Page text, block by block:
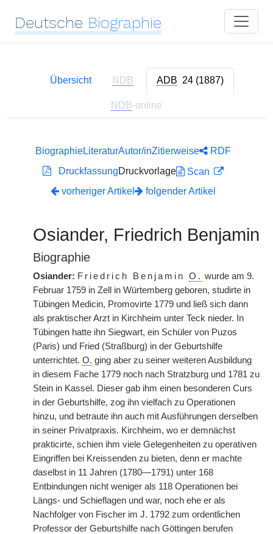
Deutsche Biographie
Übersicht NDB ADB 24 (1887)
NDB-online
BiographieLiteraturAutor/inZitierweise
RDF
DruckfassungDruckvorlage
Scan
vorheriger Artikel
folgender Artikel
Osiander, Friedrich Benjamin
Biographie
Osiander: Friedrich Benjamin O. wurde am 9.
Februar 1759 in Zell in Würtemberg geboren, studirte in
Tübingen Medicin, Promovirte 1779 und ließ sich dann
als praktischer Arzt in Kirchheim unter Teck nieder. In
Tübingen hatte ihn Siegwart, ein Schüler von Puzos
(Paris) und Fried (Straßburg) in der Geburtshilfe
unterrichtet. O. ging aber zu seiner weiteren Ausbildung
in diesem Fache 1779 noch nach Stratzburg und 1781 zu
Stein in Kassel. Dieser gab ihm einen besonderen Curs
in der Geburtshilfe, zog ihn vielfach zu Operationen
hinzu, und betraute ihn auch mit Ausführungen derselben
in seiner Privatpraxis. Kirchheim, wo er demnächst
prakticirte, schien ihm viele Gelegenheiten zu operativen
Eingriffen bei Kreissenden zu bieten, denn er machte
daselbst in 11 Jahren (1780—1791) unter 168
Entbindungen nicht weniger als 118 Operationen bei
Längs- und Schieflagen und war, noch ehe er als
Nachfolger von Fischer im J. 1792 zum ordentlichen
Professor der Geburtshilfe nach Göttingen berufen